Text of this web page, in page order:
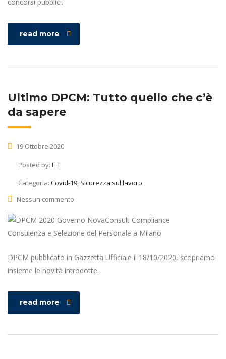
read more
Ultimo DPCM: Tutto quello che c’è
da sapere
19 Ottobre 2020
Posted by: E T
Categoria: Covid-19, Sicurezza sul lavoro
Nessun commento
DPCM pubblicato in Gazzetta Ufficiale il 18/10/2020, scopriamo
insieme le novità introdotte.
read more